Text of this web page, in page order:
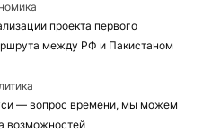
проекта первого
между РФ и Пакистаном
— вопрос времени, мы можем
возможностей